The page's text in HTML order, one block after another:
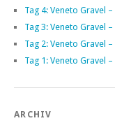
Tag 4: Veneto Gravel
Tag 3: Veneto Gravel
Tag 2: Veneto Gravel
Tag 1: Veneto Gravel
ARCHIV